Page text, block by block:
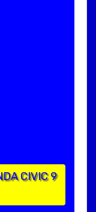
CIVIC 9